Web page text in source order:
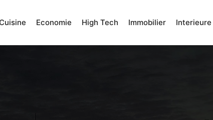
Economie High Tech Immobilier Interieure